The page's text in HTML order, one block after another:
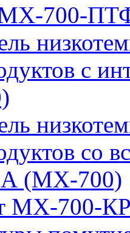
МХ-700-
с
со
(МХ-700)
МХ-700-